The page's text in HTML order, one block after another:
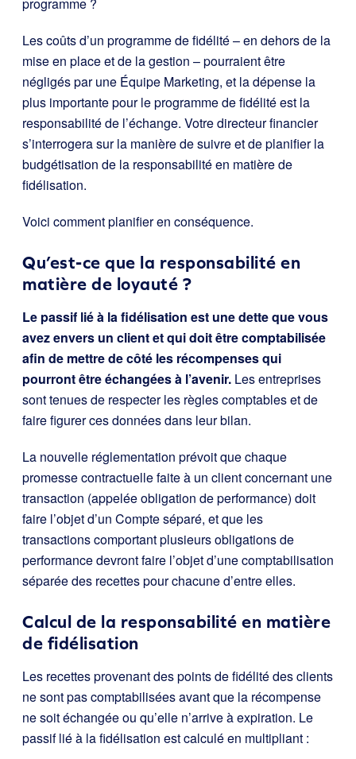
Les coûts d’un programme de fidélité – en dehors de la
mise en place et de la gestion – pourraient être
négligés par une Équipe Marketing, et la dépense la
plus importante pour le programme de fidélité est la
responsabilité de l’échange. Votre directeur financier
s’interrogera sur la manière de suivre et de planifier la
budgétisation de la responsabilité en matière de
fidélisation.
Voici comment planifier en conséquence.
Qu’est-ce que la responsabilité en
matière de loyauté ?
Le passif lié à la fidélisation est une dette que vous
avez envers un client et qui doit être comptabilisée
afin de mettre de côté les récompenses qui
pourront être échangées à l’avenir. Les entreprises
sont tenues de respecter les règles comptables et de
faire figurer ces données dans leur bilan.
La nouvelle réglementation prévoit que chaque
promesse contractuelle faite à un client concernant une
transaction (appelée obligation de performance) doit
faire l’objet d’un Compte séparé, et que les
transactions comportant plusieurs obligations de
performance devront faire l’objet d’une comptabilisation
séparée des recettes pour chacune d’entre elles.
Calcul de la responsabilité en matière
de fidélisation
Les recettes provenant des points de fidélité des clients
ne sont pas comptabilisées avant que la récompense
ne soit échangée ou qu’elle n’arrive à expiration. Le
passif lié à la fidélisation est calculé en multipliant :